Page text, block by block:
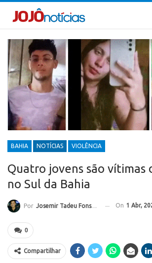
BAHIA NOTÍCIAS VIOLÊNCIA
Quatro jovens são vítimas
no Sul da Bahia
Por Josemir Tadeu Fonseca On 1 Abr,
0
Compartilhar